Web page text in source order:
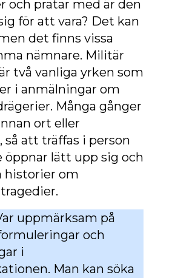
och pratar med är den
för att vara? Det kan
det finns vissa
nämnare. Militär
två vanliga yrken som
i anmälningar om
Många gånger
ort eller
så att träffas i person
öppnar lätt upp sig och
historier om
uppmärksam på
och
i
Man kan söka